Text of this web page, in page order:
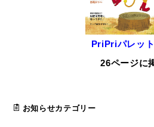
PriPriパレッ
26ページに
お知らせカテゴリー